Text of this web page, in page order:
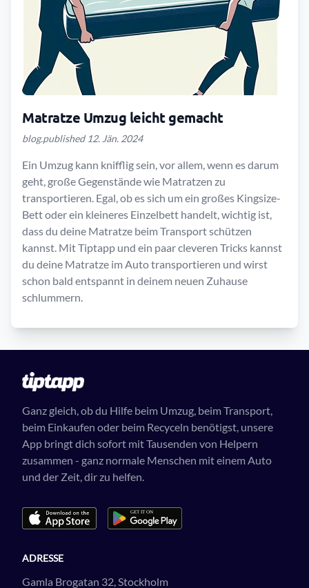
Matratze Umzug leicht gemacht
blog.published 12. Jän. 2024
Ein Umzug kann knifflig sein, vor allem, wenn es darum
geht, große Gegenstände wie Matratzen zu
transportieren. Egal, ob es sich um ein großes Kingsize-
Bett oder ein kleineres Einzelbett handelt, wichtig ist,
dass du deine Matratze beim Transport schützen
kannst. Mit Tiptapp und ein paar cleveren Tricks kannst
du deine Matratze im Auto transportieren und wirst
schon bald entspannt in deinem neuen Zuhause
schlummern.
Ganz gleich, ob du Hilfe beim Umzug, beim Transport,
beim Einkaufen oder beim Recyceln benötigst, unsere
App bringt dich sofort mit Tausenden von Helpern
zusammen - ganz normale Menschen mit einem Auto
und der Zeit, dir zu helfen.
ADRESSE
Gamla Brogatan 32, Stockholm